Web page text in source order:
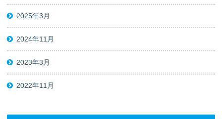
2025年3月
2024年11月
2023年3月
2022年11月